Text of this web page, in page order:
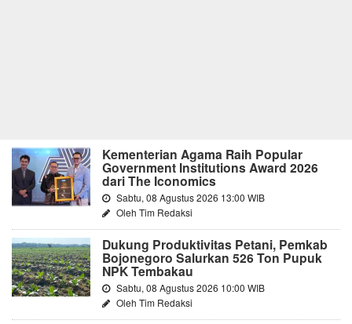
Kementerian Agama Raih Popular
Government Institutions Award 2026
dari The Iconomics
Sabtu, 08 Agustus 2026 13:00 WIB
Oleh Tim Redaksi
Dukung Produktivitas Petani, Pemkab
Bojonegoro Salurkan 526 Ton Pupuk
NPK Tembakau
Sabtu, 08 Agustus 2026 10:00 WIB
Oleh Tim Redaksi